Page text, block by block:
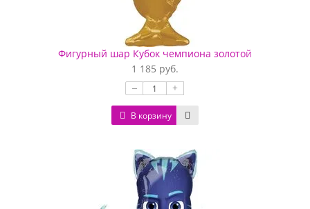
Фигурный шар Кубок чемпиона золотой
1 185 руб.
– +
В корзину